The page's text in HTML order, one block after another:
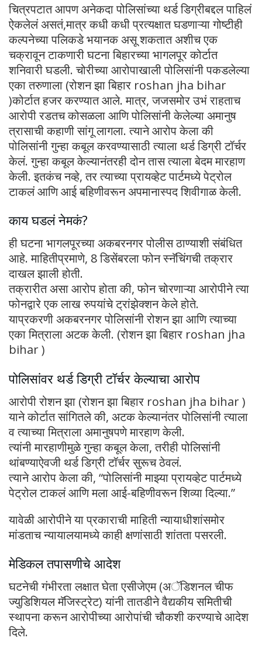
चित्रपटात आपण अनेकदा पोलिसांच्या थर्ड डिग्रीबद्दल पाहिलं
ऐकलेलं असतं,मात्र कधी कधी प्रत्यक्षात घडणाऱ्या गोष्टीही
कल्पनेच्या पलिकडे भयानक असू शकतात अशीच एक
चक्रावून टाकणारी घटना बिहारच्या भागलपूर कोर्टात
शनिवारी घडली. चोरीच्या आरोपाखाली पोलिसांनी पकडलेल्या
एका तरुणाला (रोशन झा बिहार roshan jha bihar
)कोर्टात हजर करण्यात आले. मात्र, जजसमोर उभं राहताच
आरोपी रडतच कोसळला आणि पोलिसांनी केलेल्या अमानुष
त्रासाची कहाणी सांगू लागला. त्याने आरोप केला की
पोलिसांनी गुन्हा कबूल करवण्यासाठी त्याला थर्ड डिग्री टॉर्चर
केलं. गुन्हा कबूल केल्यानंतरही दोन तास त्याला बेदम मारहाण
केली. इतकंच नव्हे, तर त्याच्या प्रायव्हेट पार्टमध्ये पेट्रोल
टाकलं आणि आई बहिणीवरून अपमानास्पद शिवीगाळ केली.
काय घडलं नेमकं?
ही घटना भागलपूरच्या अकबरनगर पोलीस ठाण्याशी संबंधित
आहे. माहितीप्रमाणे, 8 डिसेंबरला फोन स्नॅचिंगची तक्रार
दाखल झाली होती.
तक्रारीत असा आरोप होता की, फोन चोरणाऱ्या आरोपीने त्या
फोनद्वारे एक लाख रुपयांचे ट्रांझेक्शन केले होते.
याप्रकरणी अकबरनगर पोलिसांनी रोशन झा आणि त्याच्या
एका मित्राला अटक केली. (रोशन झा बिहार roshan jha
bihar )
पोलिसांवर थर्ड डिग्री टॉर्चर केल्याचा आरोप
आरोपी रोशन झा (रोशन झा बिहार roshan jha bihar )
याने कोर्टात सांगितले की, अटक केल्यानंतर पोलिसांनी त्याला
व त्याच्या मित्राला अमानुषपणे मारहाण केली.
त्यांनी मारहाणीमुळे गुन्हा कबूल केला, तरीही पोलिसांनी
थांबण्याऐवजी थर्ड डिग्री टॉर्चर सुरूच ठेवलं.
त्याने आरोप केला की, “पोलिसांनी माझ्या प्रायव्हेट पार्टमध्ये
पेट्रोल टाकलं आणि मला आई-बहिणीवरून शिव्या दिल्या.”
यावेळी आरोपीने या प्रकाराची माहिती न्यायाधीशांसमोर
मांडताच न्यायालयामध्ये काही क्षणांसाठी शांतता पसरली.
मेडिकल तपासणीचे आदेश
घटनेची गंभीरता लक्षात घेता एसीजेएम (अॅडिशनल चीफ
ज्युडिशियल मॅजिस्ट्रेट) यांनी तातडीने वैद्यकीय समितीची
स्थापना करून आरोपीच्या आरोपांची चौकशी करण्याचे आदेश
दिले.